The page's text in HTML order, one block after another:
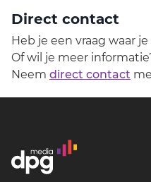
Direct contact
Heb je een vraag waar
Of wil je meer
Neem direct contact